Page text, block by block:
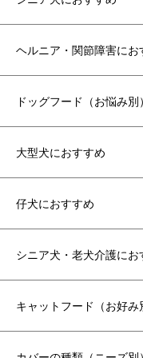
ヘルニア・関節障害にお
ドッグフード（お悩み別）
大型犬におすすめ
仔犬におすすめ
シニア犬・老犬介護にお
キャットフード（お好み